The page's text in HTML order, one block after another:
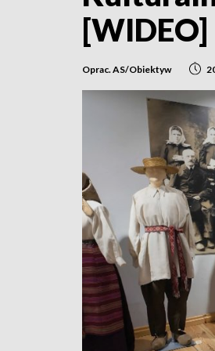
[WIDEO]
Oprac. AS/Obiektyw